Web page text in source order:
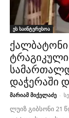
ეს საინტერესოა
დაჭერაში
მარიამ მიქელაძე -
ლუიზ გიბსონი 21